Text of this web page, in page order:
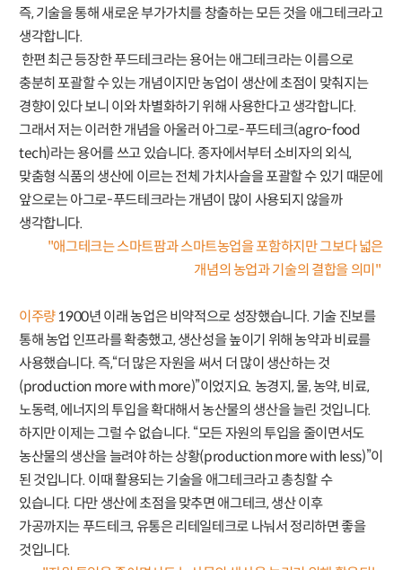
즉, 기술을 통해 새로운 부가가치를 창출하는 모든 것을 애그테크라고
생각합니다.
한편 최근 등장한 푸드테크라는 용어는 애그테크라는 이름으로
충분히 포괄할 수 있는 개념이지만 농업이 생산에 초점이 맞춰지는
경향이 있다 보니 이와 차별화하기 위해 사용한다고 생각합니다.
그래서 저는 이러한 개념을 아울러 아그로-푸드테크(agro-food
tech)라는 용어를 쓰고 있습니다. 종자에서부터 소비자의 외식,
맞춤형 식품의 생산에 이르는 전체 가치사슬을 포괄할 수 있기 때문에
앞으로는 아그로-푸드테크라는 개념이 많이 사용되지 않을까
생각합니다.
"애그테크는 스마트팜과 스마트농업을 포함하지만 그보다 넓은
개념의 농업과 기술의 결합을 의미"
이주량1900년 이래 농업은 비약적으로 성장했습니다. 기술 진보를
통해 농업 인프라를 확충했고, 생산성을 높이기 위해 농약과 비료를
사용했습니다. 즉,“더 많은 자원을 써서 더 많이 생산하는 것
(production more with more)”이었지요. 농경지, 물, 농약, 비료,
노동력, 에너지의 투입을 확대해서 농산물의 생산을 늘린 것입니다.
하지만 이제는 그럴 수 없습니다. “모든 자원의 투입을 줄이면서도
농산물의 생산을 늘려야 하는 상황(production more with less)”이
된 것입니다. 이때 활용되는 기술을 애그테크라고 총칭할 수
있습니다. 다만 생산에 초점을 맞추면 애그테크, 생산 이후
가공까지는 푸드테크, 유통은 리테일테크로 나눠서 정리하면 좋을
것입니다.